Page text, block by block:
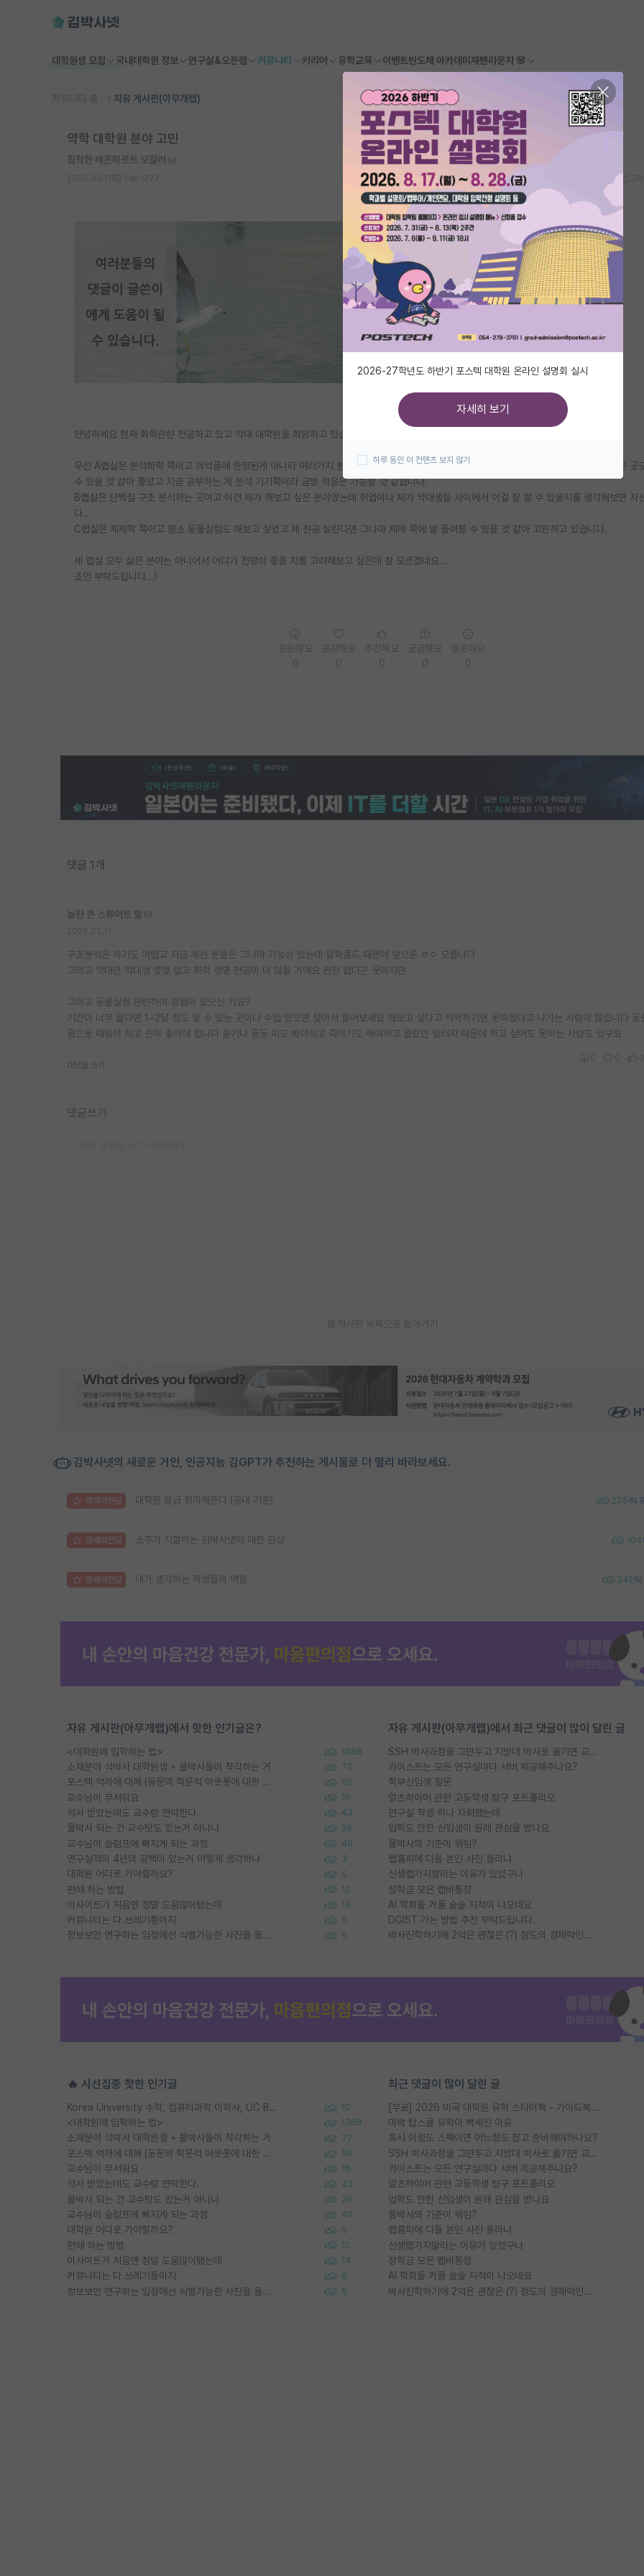
대학원생 모집 국내대학원 정보 연구실&오픈랩 커뮤니티 커리어 유학교육 이벤트반도체 아카데미 재팬라운지 🌸
커뮤니티 홈 자유 게시판(아무개랩)
약학 대학원 분야 고민
침착한 레온하르트 오일러
안녕하세요 현재 화학관련 전공하고 있고 약대 대학원을 희망하고 있습니다.
우선 A랩실은 분석화학 쪽이고 의약품에 한정된게 아니라 여러가지 분석을 진행하는 것 같아서 향후 취업 시 제약회사 말고도 다른 연구소 같은 곳
수 있을 것 같아 좋았고 지금 공부하는 게 분석 기기쪽이라 금방 적응은 가능할 것 같습니다.
B랩실은 단백질 구조 분석하는 곳이고 이건 제가 해보고 싶은 분야였는데 취업이나 제가 약대생들 사이에서 이걸 잘 할 수 있을지를 생각해보면 자
다..
C랩실은 제제학 쪽이고 평소 동물실험도 해보고 싶었고 제 전공 살린다면 그나마 제제 쪽에 발 들여볼 수 있을 것 같아 고민하고 있습니다.
세 랩실 모두 싫은 분야는 아니어서 어디가 전망이 좋을 지를 고려해보고 싶은데 잘 모르겠네요...
조언 부탁드립니다...!
댓글 1개
놀란 존 스튜어트 밀
구조분석은 하기도 어렵고 지금 계신 분들은 그나마 가능성 있는데 알파폴드 때문에 앞으론 ㄹㅇ 모릅니다
그리고 약대면 약대생 몇몇 없고 화학 생명 전공이 더 많을 거에요 완전 없다곤 못하지만
그리고 동물실험 관련하여 경험이 있으신 가요?
기간이 너무 짧다면 1~2달 정도 할 수 있는 곳이나 수업 있으면 찾아서 들어보세요 해보고 싶다고 찍먹하기엔 못하겠다고 나가는 사람이 많습니다 동
몸으로 때워야 하고 손이 좋아야 합니다 술기나 등등 피도 봐야하고 죽이기도 해야하고 몰랐던 알러지 때문에 하고 싶어도 못하는 사람도 있구요
대댓글 쓰기
댓글쓰기
게시판 목록으로 돌아가기
김박사넷의 새로운 거인, 인공지능 김GPT가 추천하는 게시물로 더 멀리 바라보세요.
명예의전당 대학원 월급 정리해준다 (공대 기준) 275
명예의전당 소주가 지껄이는 김박사넷에 대한 감상 104
명예의전당 내가 생각하는 학생들의 역할 242
자유 게시판(아무개랩)에서 핫한 인기글은?
<대학원에 입학하는 법> 1388
소재분야 석박사 대학원생 + 물박사들이 착각하는 거 72
포스텍 억까에 대해 (동문의 학문적 아웃풋에 대한 반박) 50
교수님이 무서워요 16
석사 받았는데도 교수랑 연락한다. 43
물박사 되는 건 교수탓도 있는거 아니냐 29
교수님이 슬럼프에 빠지게 되는 과정 40
연구실적이 4년의 공백이 있는거 어떻게 생각하냐 3
대학원 어디로 가야할까요? 5
편애 하는 방법 12
이사이트가 처음엔 정말 도움많이됐는데 14
커뮤니티는 다 쓰레기통이지 6
정보보안 연구하는 입장에선 식별가능한 사진을 올리는건 비추이긴함 5
자유 게시판(아무개랩)에서 최근 댓글이 많이 달린 글
SSH 박사과정을 그만두고 지방대 박사로 옮기면 교수의 꿈은 끝일까요?
카이스트는 모든 연구실마다 서버 제공해주나요?
학부신입생 질문
알츠하이머 관련 고등학생 탐구 포트폴리오
연구실 학생 하나 자퇴했는데
입학도 안한 신입생이 원래 관심을 받나요
물박사의 기준이 뭐임?
랩홈피에 다들 본인 사진 올리냐
신생랩가지말라는 이유가 있었구나
장학금 모은 랩비통장
AI 학회들 거품 슬슬 지적이 나오네요
DGIST 가는 방법 추천 부탁드립니다.
박사진학하기에 2억은 괜찮은 (?) 정도의 경제력인가요
🔥 시선집중 핫한 인기글
Korea University 수학, 컴퓨터과학 이학사, UC Berkeley 산업공학 대학원 공학박사가 되는 것은 쉽지 않겠죠? 10
<대학원에 입학하는 법> 1388
소재분야 석박사 대학원생 + 물박사들이 착각하는 거 72
포스텍 억까에 대해 (동문의 학문적 아웃풋에 대한 반박) 50
교수님이 무서워요 16
석사 받았는데도 교수랑 연락한다. 43
물박사 되는 건 교수탓도 있는거 아니냐 29
교수님이 슬럼프에 빠지게 되는 과정 40
대학원 어디로 가야할까요? 5
편애 하는 방법 12
이사이트가 처음엔 정말 도움많이됐는데 14
커뮤니티는 다 쓰레기통이지 6
정보보안 연구하는 입장에선 식별가능한 사진을 올리는건 비추이긴함 5
최근 댓글이 많이 달린 글
[무료] 2026 미국 대학원 유학 스타터팩 - 가이드북 & 합격자 컨택메일 템플릿
미박 탑스쿨 유학이 빡세진 이유
혹시 이정도 스펙이면 어느정도 잡고 준비해야하나요?
SSH 박사과정을 그만두고 지방대 박사로 옮기면 교수의 꿈은 끝일까요?
카이스트는 모든 연구실마다 서버 제공해주나요?
알츠하이머 관련 고등학생 탐구 포트폴리오
입학도 안한 신입생이 원래 관심을 받나요
물박사의 기준이 뭐임?
랩홈피에 다들 본인 사진 올리냐
신생랩가지말라는 이유가 있었구나
장학금 모은 랩비통장
AI 학회들 거품 슬슬 지적이 나오네요
박사진학하기에 2억은 괜찮은 (?) 정도의 경제력인가요
2026-27학년도 하반기 포스텍 대학원 온라인 설명회 실시
자세히 보기
하루 동안 이 컨텐츠 보지 않기